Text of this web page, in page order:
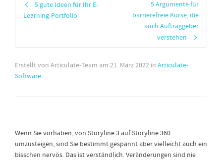
5 gute Ideen für Ihr E-
Learning-Portfolio
5 Argumente für
barrierefreie Kurse, die
auch Auftraggeber
verstehen
Erstellt von Articulate-Team am 21. März 2022 in Articulate-
Software
Wenn Sie vorhaben, von Storyline 3 auf Storyline 360
umzusteigen, sind Sie bestimmt gespannt aber vielleicht auch ein
bisschen nervös. Das ist verständlich. Veränderungen sind nie